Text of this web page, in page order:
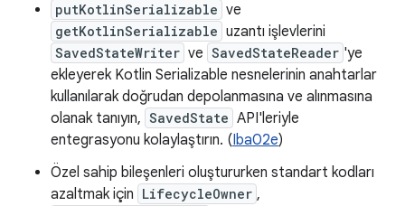
putKotlinSerializable ve
getKotlinSerializable uzantı işlevlerini
SavedStateWriter ve SavedStateReader 'ye
ekleyerek Kotlin Serializable nesnelerinin anahtarlar
kullanılarak doğrudan depolanmasına ve alınmasına
olanak tanıyın, SavedState API'leriyle
entegrasyonu kolaylaştırın. (Iba02e)
Özel sahip bileşenleri oluştururken standart kodları
azaltmak için LifecycleOwner ,